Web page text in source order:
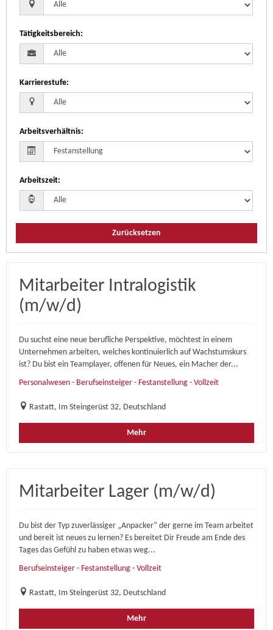
Tätigkeitsbereich:
Karrierestufe:
Arbeitsverhältnis:
Arbeitszeit:
Zurücksetzen
Mitarbeiter Intralogistik
(m/w/d)
Du suchst eine neue berufliche Perspektive, möchtest in einem
Unternehmen arbeiten, welches kontinuierlich auf Wachstumskurs
ist? Du bist ein Teamplayer, offenen für Neues, ein Macher der...
Personalwesen - Berufseinsteiger - Festanstellung - Vollzeit
Rastatt, Im Steingerüst 32, Deutschland
Mehr
Mitarbeiter Lager (m/w/d)
Du bist der Typ zuverlässiger „Anpacker“ der gerne im Team arbeitet
und bereit ist neues zu lernen? Es bereitet Dir Freude am Ende des
Tages das Gefühl zu haben etwas weg...
Berufseinsteiger - Festanstellung - Vollzeit
Rastatt, Im Steingerüst 32, Deutschland
Mehr